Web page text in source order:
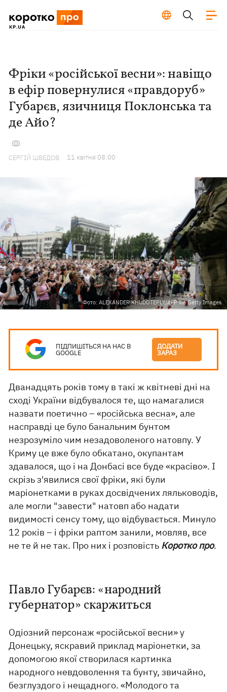
Фріки «російської весни»: навіщо
в ефір повернулися «правдоруб»
Губарєв, язичниця Поклонська та
де Айо?
СЕРГІЙ ШВЕДОВ 11 квiтня 08:00
Фото: ALEXANDER KHUDOTEPLY/AFP via Getty Images
ПІДПИШІТЬСЯ НА НАС В
GOOGLE
ДОДАТИ
ЗАРАЗ
Дванадцять років тому в такі ж квітневі дні на
сході України відбувалося те, що намагалися
назвати поетично – «російська весна», але
насправді це було банальним бунтом
незрозуміло чим незадоволеного натовпу. У
Криму це вже було обкатано, окупантам
здавалося, що і на Донбасі все буде «красіво». І
скрізь з'явилися свої фріки, які були
маріонетками в руках досвідчених ляльководів,
але могли "завести" натовп або надати
видимості сенсу тому, що відбувається. Минуло
12 років – і фріки раптом занили, мовляв, все
не те й не так. Про них і розповість Коротко про.
Павло Губарєв: «народний
губернатор» скаржиться
Одіозний персонаж «російської весни» у
Донецьку, яскравий приклад маріонетки, за
допомогою якої створилася картинка
народного невдоволення та бунту, звичайно,
безглуздого і нещадного. «Молодого та